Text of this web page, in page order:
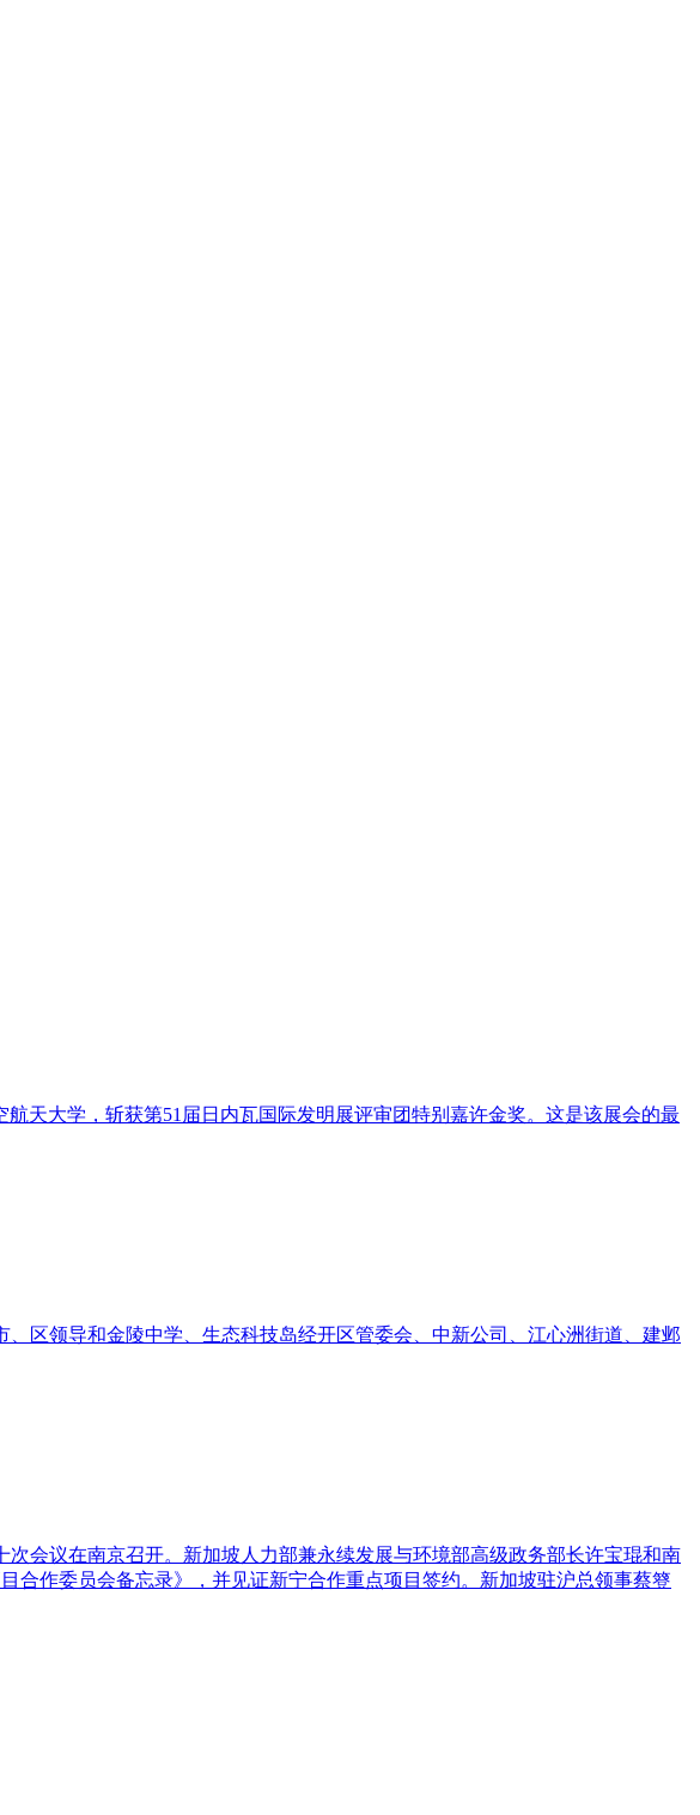
天大学，斩获第51届日内瓦国际发明展评审团特别嘉许金奖。这是该展会的最
区领导和金陵中学、生态科技岛经开区管委会、中新公司、江心洲街道、建邺
会议在南京召开。新加坡人力部兼永续发展与环境部高级政务部长许宝琨和南
作委员会备忘录》，并见证新宁合作重点项目签约。新加坡驻沪总领事蔡簦